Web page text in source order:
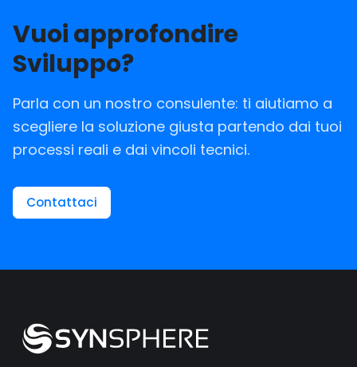
Vuoi approfondire
Sviluppo?
Parla con un nostro consulente: ti aiutiamo a
scegliere la soluzione giusta partendo dai tuoi
processi reali e dai vincoli tecnici.
Contattaci